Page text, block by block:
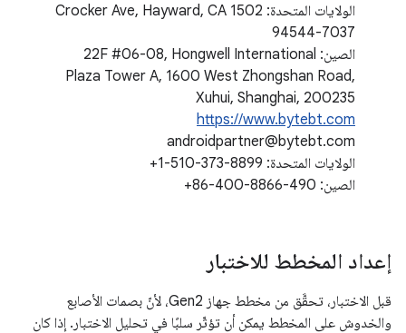
الولايات المتحدة: 1502 Crocker Ave, Hayward, CA
94544-7037
الصين: 22F #06-08, Hongwell International
Plaza Tower A, 1600 West Zhongshan Road,
Xuhui, Shanghai, 200235
https://www.bytebt.com
androidpartner@bytebt.com
الولايات المتحدة: ‎+1-510-373-8899
الصين: ‎+86-400-8866-490
إعداد المخطط للاختبار
قبل الاختبار، تحقَّق من مخطط جهاز Gen2، لأنّ بصمات الأصابع
والخدوش على المخطط يمكن أن تؤثّر سلبًا في تحليل الاختبار. إذا كان